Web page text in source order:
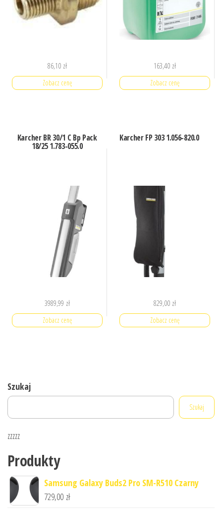
86,10 zł
Zobacz cenę
163,40 zł
Zobacz cenę
Karcher BR 30/1 C Bp Pack
18/25 1.783-055.0
3989,99 zł
Zobacz cenę
Karcher FP 303 1.056-820.0
829,00 zł
Zobacz cenę
Szukaj
Szukaj
zzzzz
Produkty
Samsung Galaxy Buds2 Pro SM-R510 Czarny
729,00 zł